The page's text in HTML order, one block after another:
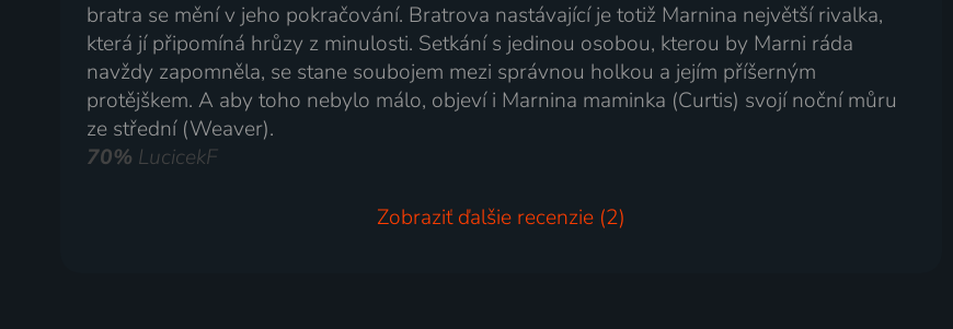
bratra se mění v jeho pokračování. Bratrova nastávající je totiž Marnina největší rivalka,
která jí připomíná hrůzy z minulosti. Setkání s jedinou osobou, kterou by Marni ráda
navždy zapomněla, se stane soubojem mezi správnou holkou a jejím příšerným
protějškem. A aby toho nebylo málo, objeví i Marnina maminka (Curtis) svojí noční můru
ze střední (Weaver).
70% LucicekF
Zobraziť ďalšie recenzie (2)